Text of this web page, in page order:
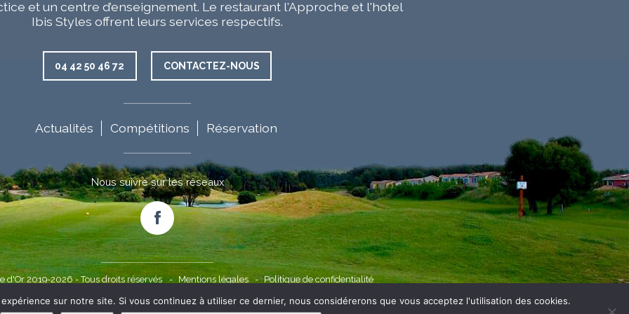
et un centre d’enseignement. Le restaurant l'Approche et l'hotel
Ibis Styles offrent leurs services respectifs.
04 42 50 46 72 CONTACTEZ-NOUS
Actualités Compétitions Réservation
Nous suivre sur les réseaux
Facebook
d'Or 2019-2026 - Tous droits réservés Mentions légales Politique de confidentialité
sur notre site. Si vous continuez à utiliser ce dernier, nous considérerons que vous acceptez l'utilisation des cookies.